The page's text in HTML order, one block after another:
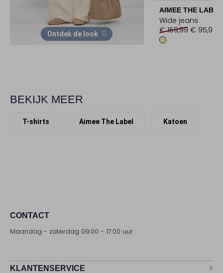
Ontdek de look
AIMEE THE LABEL
Wide jeans
€ 159,99 € 95,99
BEKIJK MEER
T-shirts Aimee The Label Katoen
CONTACT
Maandag - zaterdag 09:00 - 17:00 uur
KLANTENSERVICE